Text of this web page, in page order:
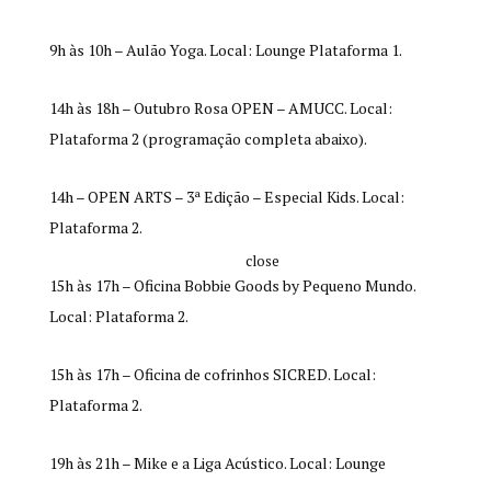
9h às 10h – Aulão Yoga. Local: Lounge Plataforma 1.
14h às 18h – Outubro Rosa OPEN – AMUCC. Local:
Plataforma 2 (programação completa abaixo).
14h – OPEN ARTS – 3ª Edição – Especial Kids. Local:
Plataforma 2.
15h às 17h – Oficina Bobbie Goods by Pequeno Mundo.
Local: Plataforma 2.
15h às 17h – Oficina de cofrinhos SICRED. Local:
Plataforma 2.
19h às 21h – Mike e a Liga Acústico. Local: Lounge
close